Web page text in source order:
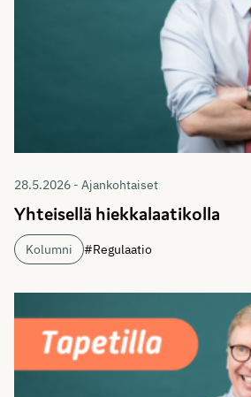
28.5.2026 - Ajankohtaiset
Yhteisellä hiekkalaatikolla
Kolumni #Regulaatio